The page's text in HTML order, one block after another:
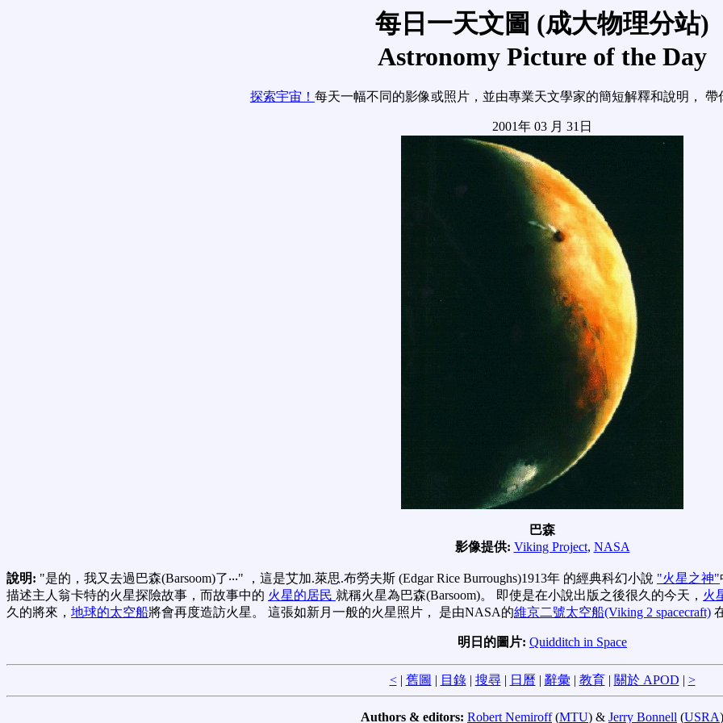
每日一天文圖 (成大物理分站)
Astronomy Picture of the Day
探索宇宙！ 每天一幅不同的影像或照片，並由專業天文學家的簡短解釋和說明， 帶
2001年 03 月 31日
巴森
影像提供: Viking Project, NASA
說明: "是的，我又去過巴森(Barsoom)了‧‧‧" ，這是艾加.萊思.布勞夫斯 (Edgar Rice Burroughs)1913年 的經典科幻小說 "火星之神"
描述主人翁卡特的火星探險故事，而故事中的 火星的居民 就稱火星為巴森(Barsoom)。 即使是在小說出版之後很久的今天， 火
久的將來， 地球的太空船將會再度造訪火星。 這張如新月一般的火星照片， 是由NASA的維京二號太空船(Viking 2 spacecraft)
明日的圖片: Quidditch in Space
<| 舊圖 | 目錄| 搜尋| 日曆 | 辭彙 | 教育| 關於 APOD | >
Authors & editors: Robert Nemiroff(MTU) & Jerry Bonnell (USRA)